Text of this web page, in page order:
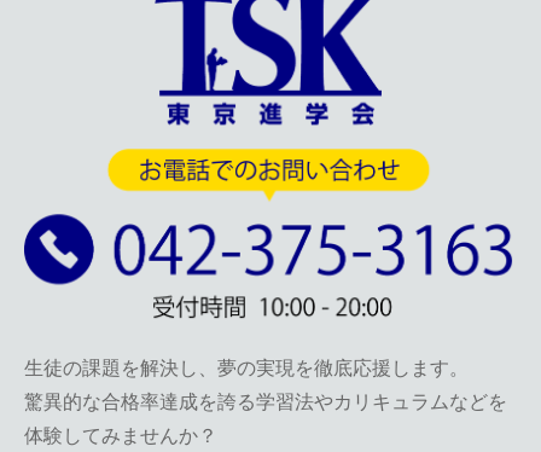
生徒の課題を解決し、夢の実現を徹底応援します。
驚異的な合格率達成を誇る学習法やカリキュラムなどを
体験してみませんか？